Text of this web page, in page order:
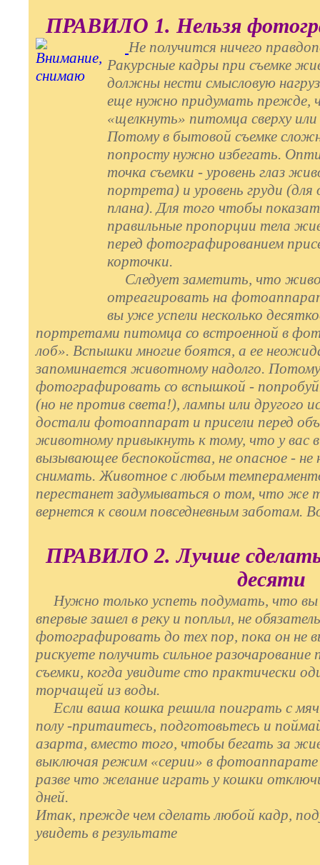
ПРАВИЛО 1. Нельзя
Не получится ничего
Ракурсные кадры при съемке
должны нести смысловую
еще нужно придумать прежде,
«щелкнуть» питомца сверху или
Потому в бытовой съемке
попросту нужно избегать.
точка съемки - уровень глаз
портрета) и уровень груди (для
плана). Для того чтобы
правильные пропорции тела
перед фотографированием
корточки.
Следует заметить, что
отреагировать на
вы уже успели несколько
портретами питомца со встроенной в
лоб». Вспышки многие боятся, а ее
запоминается животному надолго.
фотографировать со вспышкой -
(но не против света!), лампы или другого
достали фотоаппарат и присели перед
животному привыкнуть к тому, что у вас
вызывающее беспокойства, не опасное -
снимать. Животное с любым
перестанет задумываться о том, что же
вернется к своим повседневным
ПРАВИЛО 2. Лучше сделать
десяти
Нужно только успеть подумать, что вы
впервые зашел в реку и поплыл, не
фотографировать до тех пор, пока он не
рискуете получить сильное
съемки, когда увидите сто практически
торчащей из воды.
Если ваша кошка решила поиграть с
полу -притаитесь, подготовьтесь и
азарта, вместо того, чтобы бегать за
выключая режим «серии» в фотоаппарате
разве что желание играть у кошки
дней.
Итак, прежде чем сделать любой кадр,
увидеть в результате